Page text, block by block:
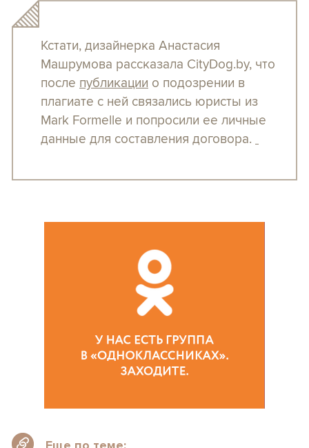
Кстати, дизайнерка Анастасия
Машрумова рассказала CityDog.by, что
после публикации о подозрении в
плагиате с ней связались юристы из
Mark Formеlle и попросили ее личные
данные для составления договора.